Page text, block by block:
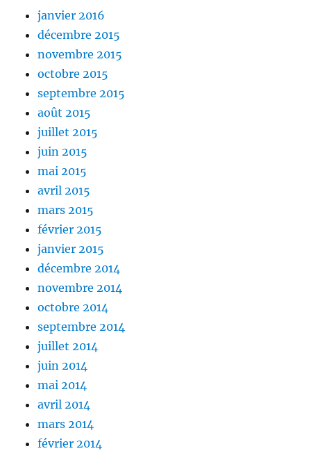
janvier 2016
décembre 2015
novembre 2015
octobre 2015
septembre 2015
août 2015
juillet 2015
juin 2015
mai 2015
avril 2015
mars 2015
février 2015
janvier 2015
décembre 2014
novembre 2014
octobre 2014
septembre 2014
juillet 2014
juin 2014
mai 2014
avril 2014
mars 2014
février 2014